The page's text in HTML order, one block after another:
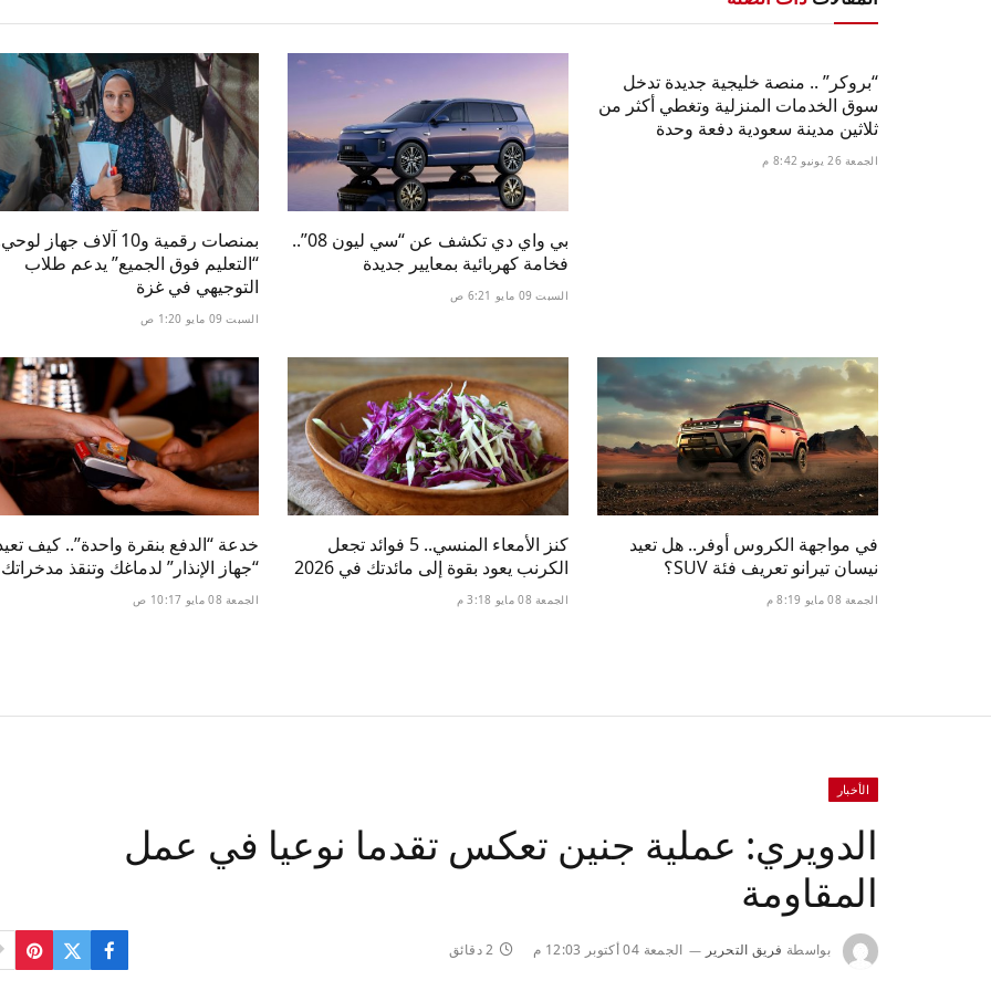
“بروكر” .. منصة خليجية جديدة تدخل
سوق الخدمات المنزلية وتغطي أكثر من
ثلاثين مدينة سعودية دفعة وحدة
الجمعة 26 يونيو 8:42 م
بي واي دي تكشف عن “سي ليون 08”..
فخامة كهربائية بمعايير جديدة
السبت 09 مايو 6:21 ص
بمنصات رقمية و10 آلاف جهاز
“التعليم فوق الجميع” يدعم طلاب
التوجيهي في غزة
السبت 09 مايو 1:20 ص
في مواجهة الكروس أوفر.. هل تعيد
نيسان تيرانو تعريف فئة SUV؟
الجمعة 08 مايو 8:19 م
كنز الأمعاء المنسي.. 5 فوائد تجعل
الكرنب يعود بقوة إلى مائدتك في 2026
الجمعة 08 مايو 3:18 م
خدعة “الدفع بنقرة واحدة”.. كيف
“جهاز الإنذار” لدماغك وتنقذ
الجمعة 08 مايو 10:17 ص
الأخبار
الدويري: عملية جنين تعكس تقدما نوعيا في عمل
المقاومة
بواسطة فريق التحرير الجمعة 04 أكتوبر 12:03 م 2 دقائق